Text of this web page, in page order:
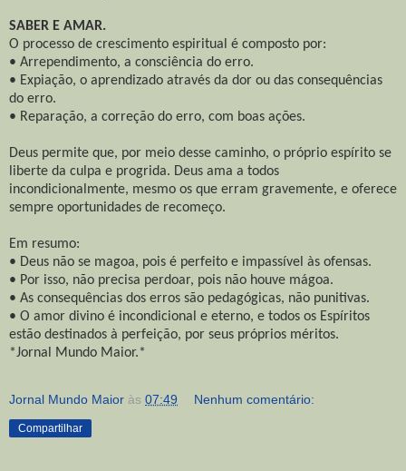
SABER E AMAR.
O processo de crescimento espiritual é composto por:
• Arrependimento, a consciência do erro.
• Expiação, o aprendizado através da dor ou das consequências
do erro.
• Reparação, a correção do erro, com boas ações.
Deus permite que, por meio desse caminho, o próprio espírito se
liberte da culpa e progrida. Deus ama a todos
incondicionalmente, mesmo os que erram gravemente, e oferece
sempre oportunidades de recomeço.
Em resumo:
• Deus não se magoa, pois é perfeito e impassível às ofensas.
• Por isso, não precisa perdoar, pois não houve mágoa.
• As consequências dos erros são pedagógicas, não punitivas.
• O amor divino é incondicional e eterno, e todos os Espíritos
estão destinados à perfeição, por seus próprios méritos.
*Jornal Mundo Maior.*
Jornal Mundo Maior às 07:49 Nenhum comentário:
Compartilhar